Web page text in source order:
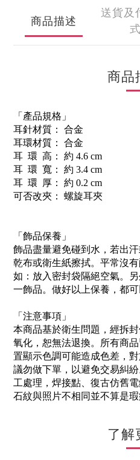
商品描述
送貨及
式
商品
「產品規格」
耳針材質： 合金
耳環材質： 合金
耳 環 高： 約 4.6 cm
耳 環 寬： 約 3.4 cm
耳 環 厚： 約 0.2 cm
可否改夾： 螺旋耳夾
「飾品保養」
飾品盡量避免碰到水，若出
乾布或衛生紙擦拭。平常沒
如：放入密封袋隔絕空氣。
一飾品。做好以上保養，都
「注意事項」
本商品基於衛生問題，經拆
氧化，恕無法退換。所有商
置顯示色調可能造成色差，
議勿做下單，以避免交易糾
工處理，焊接點、復古仿舊
石紋與照片不相同並不算是瑕
了解